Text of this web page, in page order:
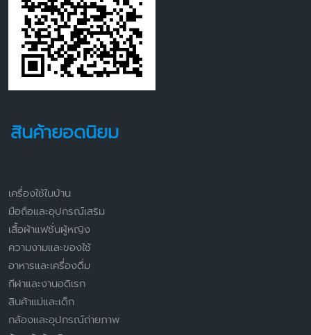
สินค้ายอดนิยม
เครื่องใช้ในบ้าน
มือถือและอุปกรณ์เสริม
เสื้อผ้าแฟชั่นผู้หญิง
ความงามและของใช้
อาหารและเครื่องดื่ม
กีฬาและงานอดิเรก
สินค้าแม่และเด็ก
กล้องและอุปกรณ์ถ่ายภาพ